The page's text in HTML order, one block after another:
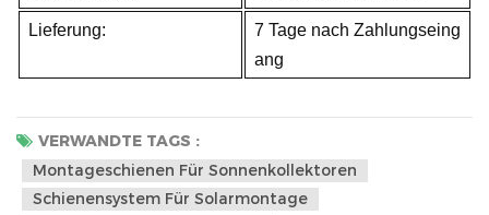
Lieferung:
7 Tage nach Zahlungseing
ang
VERWANDTE TAGS :
Montageschienen Für Sonnenkollektoren
Schienensystem Für Solarmontage